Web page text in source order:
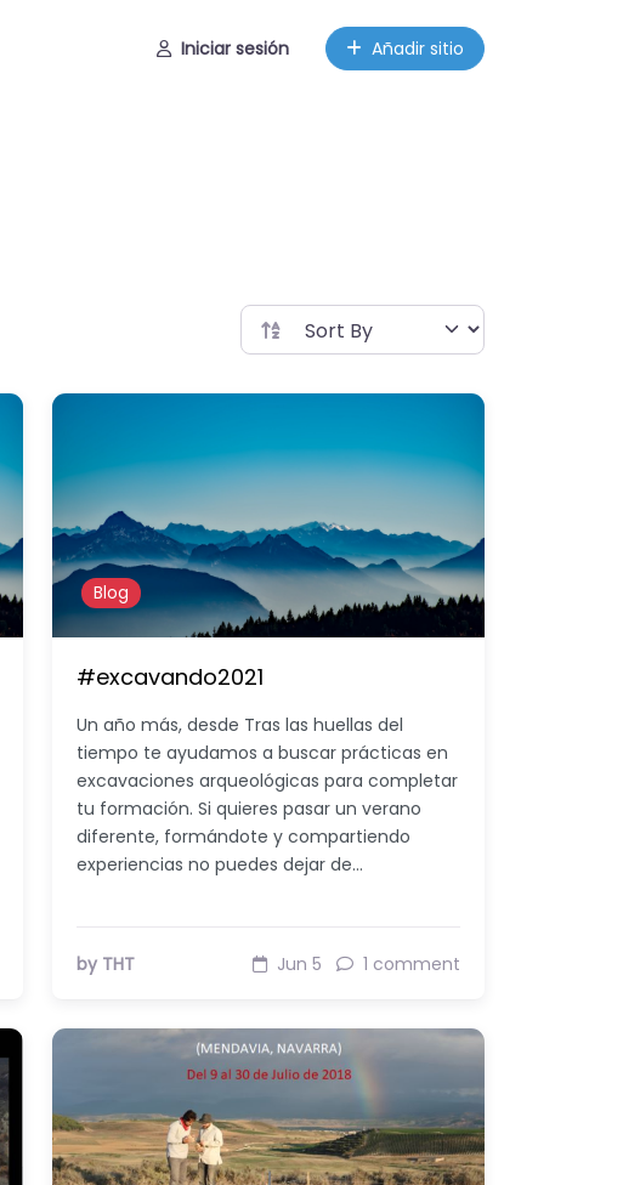
Iniciar sesión Añadir sitio
Blog
#excavando2021
Un año más, desde Tras las huellas del
tiempo te ayudamos a buscar prácticas en
excavaciones arqueológicas para completar
tu formación. Si quieres pasar un verano
diferente, formándote y compartiendo
experiencias no puedes dejar de…
by THT Jun 5 1 comment